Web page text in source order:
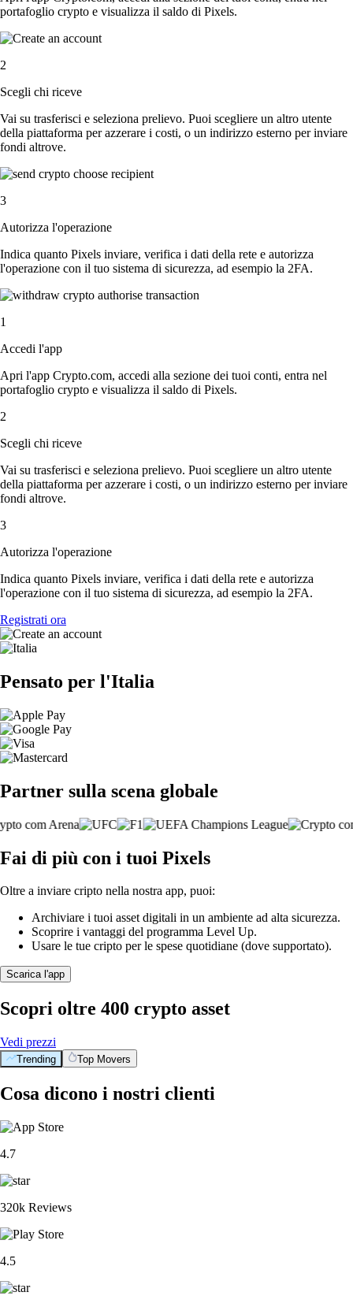
portafoglio crypto e visualizza il saldo di Pixels.
2
Scegli chi riceve
Vai su trasferisci e seleziona prelievo. Puoi scegliere un altro utente
della piattaforma per azzerare i costi, o un indirizzo esterno per inviare
fondi altrove.
3
Autorizza l'operazione
Indica quanto Pixels inviare, verifica i dati della rete e autorizza
l'operazione con il tuo sistema di sicurezza, ad esempio la 2FA.
1
Accedi l'app
Apri l'app Crypto.com, accedi alla sezione dei tuoi conti, entra nel
portafoglio crypto e visualizza il saldo di Pixels.
2
Scegli chi riceve
Vai su trasferisci e seleziona prelievo. Puoi scegliere un altro utente
della piattaforma per azzerare i costi, o un indirizzo esterno per inviare
fondi altrove.
3
Autorizza l'operazione
Indica quanto Pixels inviare, verifica i dati della rete e autorizza
l'operazione con il tuo sistema di sicurezza, ad esempio la 2FA.
Registrati ora
Pensato per l'Italia
Partner sulla scena globale
Fai di più con i tuoi Pixels
Oltre a inviare cripto nella nostra app, puoi:
Archiviare i tuoi asset digitali in un ambiente ad alta sicurezza.
Scoprire i vantaggi del programma Level Up.
Usare le tue cripto per le spese quotidiane (dove supportato).
Scarica l'app
Scopri oltre 400 crypto asset
Vedi prezzi
Trending Top Movers
Cosa dicono i nostri clienti
4.7
320k Reviews
4.5